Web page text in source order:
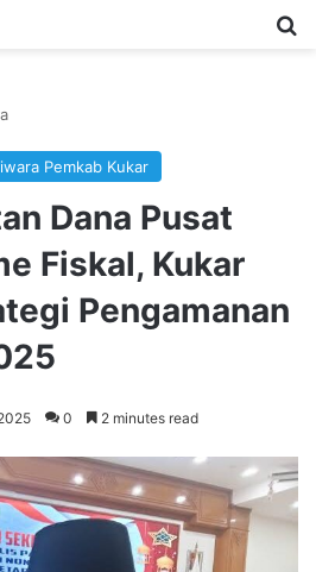
Pemkab Kukar
Dana Pusat
Fiskal, Kukar
Pengamanan
0 2 minutes read